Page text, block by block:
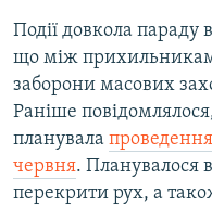
Події довкола параду
що між
заборони масових
Раніше
планувала
червня. Планувалося
перекрити рух, а